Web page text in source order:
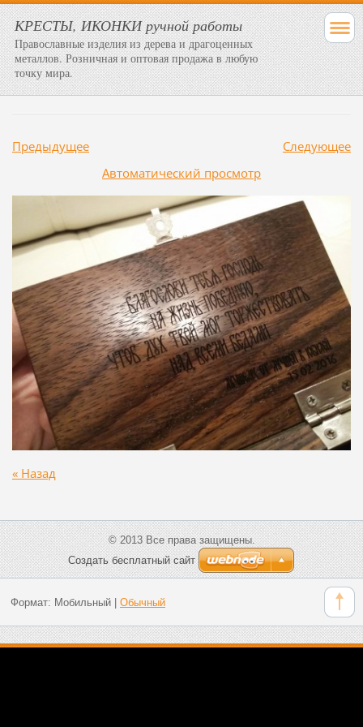
КРЕСТЫ, ИКОНКИ ручной работы
Православные изделия из дерева и драгоценных
металлов. Розничная и оптовая продажа в любую
точку мира.
Предыдущее
Следующее
Aвтоматический просмотр
« Назад
© 2013 Все права защищены.
Создать бесплатный сайт
Формат: Мобильный| Обычный